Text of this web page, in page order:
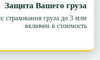
Защита Вашего груза
страхования груза до 3 млн
включен в стоимость